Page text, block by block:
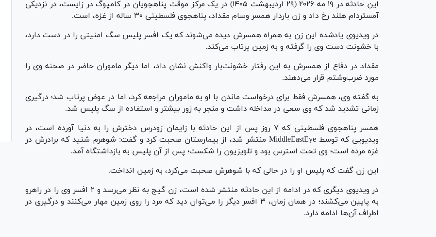
این حادثه در ۱۹ مه ۲۰۲۶ (۲۹ اردیبهشت ۱۴۰۵) در یک مرکز موقت پناهجویان در کامپوگ در زایست، در نزدیکی
آمستردام هلند رخ داد و زن باردار همسر وسام مقداد، پناهجوی فلسطینی ۳۰ ساله از غزه، است.
در ویدیوی یادشده این زن به همراه همسرش دیده می‌شوند که یک افسر پلیس سگ امنیتی را در دست دارد،
با خشونت دست وی را گرفته و به زمین پرتاب می‌کند.
مقداد در دفاع از همسرش به این رفتار خشونت‌بار واکنش نشان داد، اما دیگر ماموران حاضر در صحنه وی را
مورد ضرب‌وشتم قرار می‌دهند.
به گفته وی، همسرش فقط برای درخواست ماندن با او به ماموران مراجعه کرد، اما در عوض پرتاب شد؛ درگیری
زمانی تشدید شد که وی سعی در مداخله داشت و منجر به زور بیشتر و استفاده از سگ پلیس شد.
همسر پناهجوی فلسطینی که ۷ روز پس از این حادثه با زایمان زودرس دخترش را به دنیا آورده است، در
ویدیویی که توسط MiddleEastEye منتشر شد، از بیمارستان صحبت کرد و گفت: شوهرم شنید که برادرش در
غزه مرده است؛ وی تحت استرس بود و تلویزیون را شکست؛ پس از آن پلیس به بازداشتگاه آمد.
این زن گفت که پلیس او را در حالی که با شوهرش صحبت می‌کرد، به زمین انداخت.
در ویدیوی دیگری که در ادامه از این حادثه منتشر شده است، زن گیج به نظر می‌رسد و ۲ افسر وی را در راهرو
به پایین می‌کشند؛ در همان زمان، ۳ افسر دیگر را می‌توان دید که مرد را روی زمین مهار می‌کنند و درگیری در
اطراف آن‌ها ادامه دارد.